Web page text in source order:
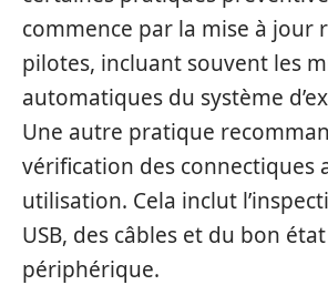
commence par la mise à jour
pilotes, incluant souvent les
automatiques du système
Une autre pratique
vérification des connectiques
utilisation. Cela inclut
USB, des câbles et du bon
périphérique.